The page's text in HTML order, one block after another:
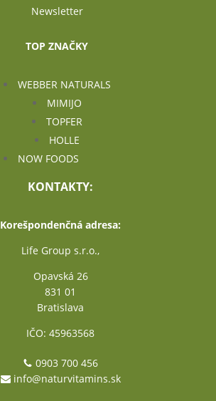
Newsletter
TOP ZNAČKY
WEBBER NATURALS
MIMIJO
TOPFER
HOLLE
NOW FOODS
KONTAKTY:
Korešpondenčná adresa:
Life Group s.r.o.,
Opavská 26
831 01
Bratislava
IČO: 45963568
0903 700 456
info@naturvitamins.sk